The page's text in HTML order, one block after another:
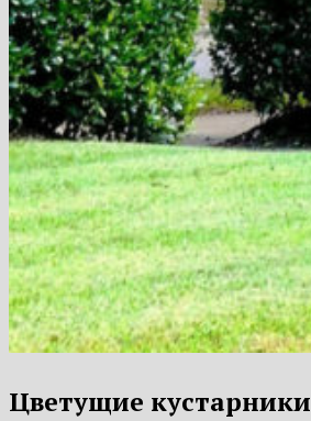
Цветущие кустарники